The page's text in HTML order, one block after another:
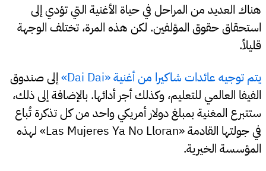
هناك العديد من المراحل في حياة الأغنية التي تؤدي إلى
استحقاق حقوق المؤلفين. لكن هذه المرة، تختلف الوجهة
قليلاً.
يتم توجيه عائدات شاكيرا من أغنية «Dai Dai»
إلى صندوق
الفيفا العالمي للتعليم، وكذلك أجر أدائها. بالإضافة إلى ذلك،
ستتبرع المغنية بمبلغ دولار أمريكي واحد من كل تذكرة تُباع
في جولتها القادمة «Las Mujeres Ya No Lloran» لهذه
المؤسسة الخيرية.